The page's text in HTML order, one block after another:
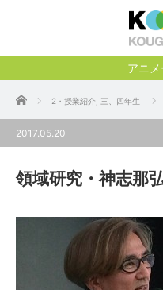
アニ
ホーム 2・授業紹介 三、四年生
2017.05.20
領域研究・神志那